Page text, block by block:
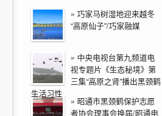
» 巧家马树湿地迎来越冬
“高原仙子”/巧家融媒
» 中央电视台第九频道电
视专题片《生态秘境》第
三集“高原之肾”播出黑颈鹤
生活习性
» 昭通市黑颈鹤保护志愿
者协会理事会换届/昭通电